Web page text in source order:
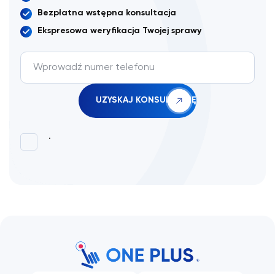
Bezpłatna wstępna konsultacja
Ekspresowa weryfikacja Twojej sprawy
.